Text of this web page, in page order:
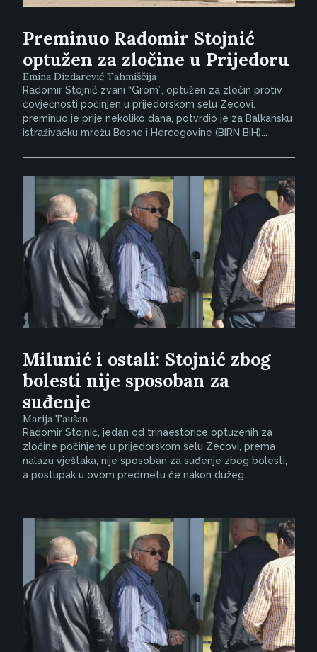
Preminuo Radomir Stojnić
optužen za zločine u Prijedoru
Emina Dizdarević Tahmiščija
Radomir Stojnić zvani “Grom”, optužen za zločin protiv
čovječnosti počinjen u prijedorskom selu Zecovi,
preminuo je prije nekoliko dana, potvrdio je za Balkansku
istraživačku mrežu Bosne i Hercegovine (BIRN BiH)...
Milunić i ostali: Stojnić zbog
bolesti nije sposoban za
suđenje
Marija Taušan
Radomir Stojnić, jedan od trinaestorice optuženih za
zločine počinjene u prijedorskom selu Zecovi, prema
nalazu vještaka, nije sposoban za suđenje zbog bolesti,
a postupak u ovom predmetu će nakon dužeg...